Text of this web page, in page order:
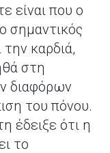
είναι που ο
σημαντικός
καρδιά,
στη
διαφόρων
του πόνου.
έδειξε ότι η
το